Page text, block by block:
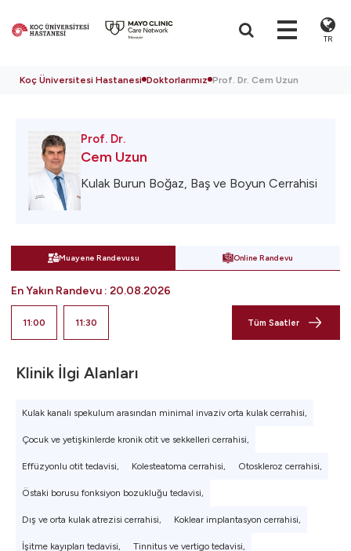
TR
Koç Üniversitesi Hastanesi Doktorlarımız Prof. Dr. Cem Uzun
Prof. Dr.
Cem Uzun
Kulak Burun Boğaz, Baş ve Boyun Cerrahisi
Muayene Randevusu Online Randevu
En Yakın Randevu : 20.08.2026
11:00 11:30 Tüm Saatler
Klinik İlgi Alanları
Kulak kanalı spekulum arasından minimal invaziv orta kulak cerrahisi,
Çocuk ve yetişkinlerde kronik otit ve sekkelleri cerrahisi,
Effüzyonlu otit tedavisi, Kolesteatoma cerrahisi, Otoskleroz cerrahisi,
Östaki borusu fonksiyon bozukluğu tedavisi,
Dış ve orta kulak atrezisi cerrahisi, Koklear implantasyon cerrahisi,
İşitme kayıpları tedavisi, Tinnitus ve vertigo tedavisi,